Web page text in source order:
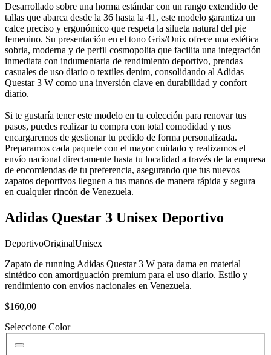
Desarrollado sobre una horma estándar con un rango extendido de
tallas que abarca desde la 36 hasta la 41, este modelo garantiza un
calce preciso y ergonómico que respeta la silueta natural del pie
femenino. Su presentación en el tono Gris/Onix ofrece una estética
sobria, moderna y de perfil cosmopolita que facilita una integración
inmediata con indumentaria de rendimiento deportivo, prendas
casuales de uso diario o textiles denim, consolidando al Adidas
Questar 3 W como una inversión clave en durabilidad y confort
diario.
Si te gustaría tener este modelo en tu colección para renovar tus
pasos, puedes realizar tu compra con total comodidad y nos
encargaremos de gestionar tu pedido de forma personalizada.
Preparamos cada paquete con el mayor cuidado y realizamos el
envío nacional directamente hasta tu localidad a través de la empresa
de encomiendas de tu preferencia, asegurando que tus nuevos
zapatos deportivos lleguen a tus manos de manera rápida y segura
en cualquier rincón de Venezuela.
Adidas Questar 3 Unisex Deportivo
DeportivoOriginalUnisex
Zapato de running Adidas Questar 3 W para dama en material
sintético con amortiguación premium para el uso diario. Estilo y
rendimiento con envíos nacionales en Venezuela.
$160,00
Seleccione Color